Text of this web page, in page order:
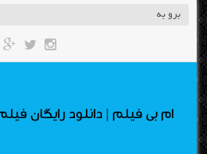
ام بی فیلم | دانلود رایگان